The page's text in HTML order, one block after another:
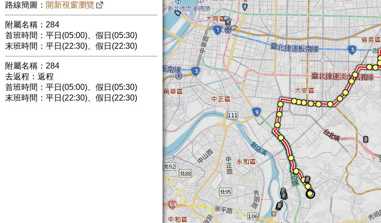
路線簡圖： 開新視窗瀏覽
附屬名稱：284
首班時間：平日(05:00)、假日(05:30)
末班時間：平日(22:30)、假日(22:30)
附屬名稱：284
去返程：返程
首班時間：平日(05:00)、假日(05:30)
末班時間：平日(22:30)、假日(22:30)